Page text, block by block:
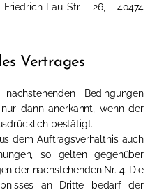
Friedrich-Lau-Str. 26, 40474
Vertrages
Bedingungen
dann anerkannt, wenn der
bestätigt.
dem Auftragsverhältnis auch
so gelten gegenüber
der nachstehenden Nr. 4. Die
an Dritte bedarf der